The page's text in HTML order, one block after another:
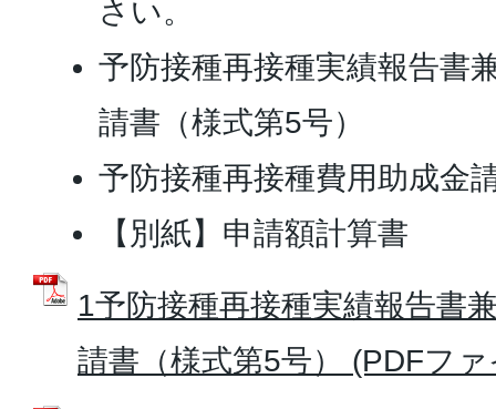
さい。
予防接種再接種実績報告書
請書（様式第5号）
予防接種再接種費用助成金
【別紙】申請額計算書
1予防接種再接種実績報告書
請書（様式第5号） (PDFフ